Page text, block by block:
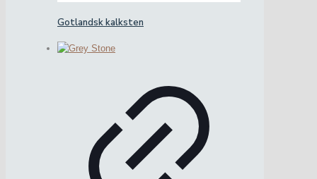
Gotlandsk kalksten